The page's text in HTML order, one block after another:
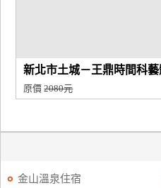
新北市土城－王鼎時間科
原價2080元
金山溫泉住宿